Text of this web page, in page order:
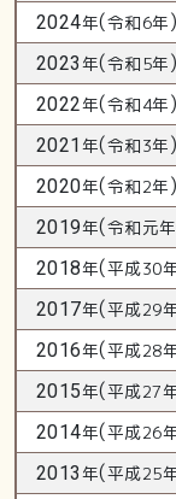
2024年(令和6年)
2023年(令和5年)
2022年(令和4年)
2021 年(令和3年)
2020年(令和2年)
2019年(令和元
2018年(平成30
2017年(平成29
2016年(平成28
2015年(平成27
2014年(平成26
2013年(平成25